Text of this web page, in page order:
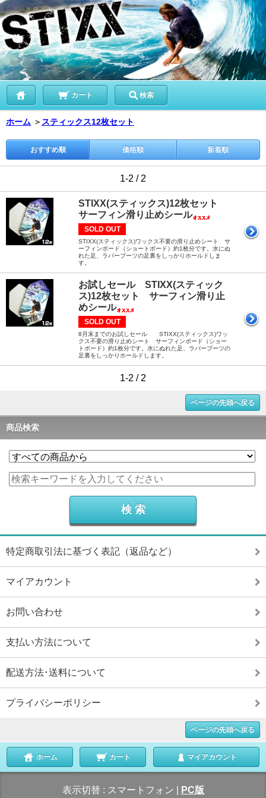
カート 検索
ホーム ＞ スティックス12枚セット
おすすめ順 価格順 新着順
1-2 / 2
STIXX(スティックス)12枚セット
サーフィン滑り止めシール
SOLD OUT
STIXX(スティックス)ワックス不要の滑り止めシート サ
ーフィンボード（ショートボード）約1枚分です。水にぬ
れた足、ラバーブーツの足裏をしっかりホールドしま
す。
お試しセール STIXX(スティック
ス)12枚セット サーフィン滑り止
めシール
SOLD OUT
8月末までのお試しセール STIXX(スティックス)ワッ
クス不要の滑り止めシート サーフィンボード（ショー
トボード）約1枚分です。水にぬれた足、ラバーブーツの
足裏をしっかりホールドします。
1-2 / 2
ページの先頭へ戻る
商品検索
特定商取引法に基づく表記（返品など）
マイアカウント
お問い合わせ
支払い方法について
配送方法･送料について
プライバシーポリシー
ページの先頭へ戻る
ホーム カート マイアカウント
表示切替 : スマートフォン PC版